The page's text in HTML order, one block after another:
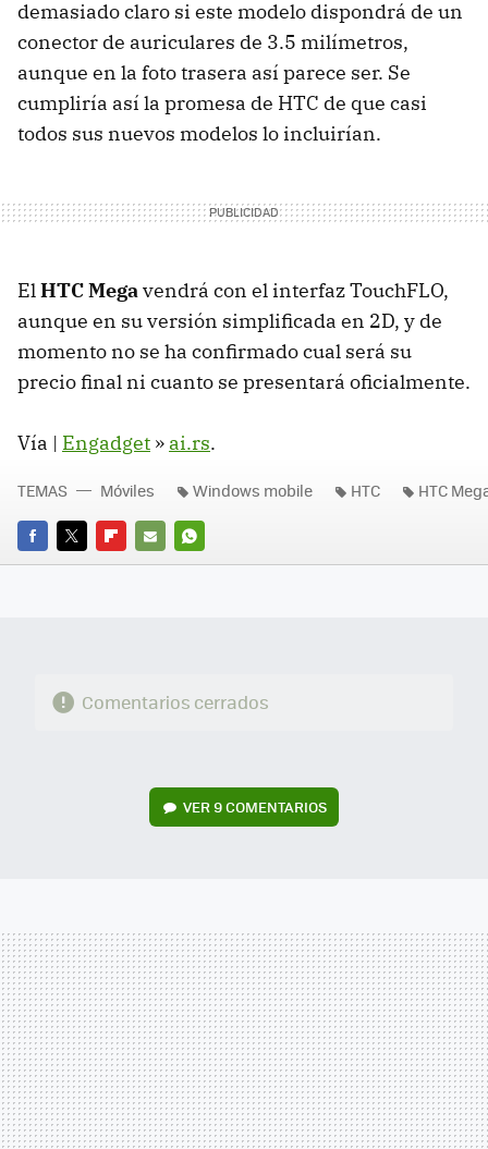
demasiado claro si este modelo dispondrá de un
conector de auriculares de 3.5 milímetros,
aunque en la foto trasera así parece ser. Se
cumpliría así la promesa de HTC de que casi
todos sus nuevos modelos lo incluirían.
ElHTCMegavendrá con el interfaz TouchFLO,
aunque en su versión simplificada en 2D, y de
momento no se ha confirmado cual será su
precio final ni cuanto se presentará oficialmente.
Vía | Engadget » ai.rs.
FACEBOOK
TWITTERFLIPBOARD
E-
WHATSAPP
TEMAS Móviles Windows mobile HTC HTC
Comentarios cerrados
VER9 COMENTARIOS